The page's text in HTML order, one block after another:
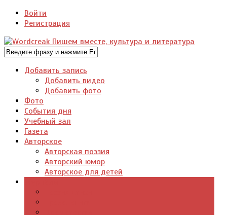
Войти
Регистрация
Добавить запись
Добавить видео
Добавить фото
Фото
События дня
Учебный зал
Газета
Авторское
Авторская поэзия
Авторский юмор
Авторское для детей